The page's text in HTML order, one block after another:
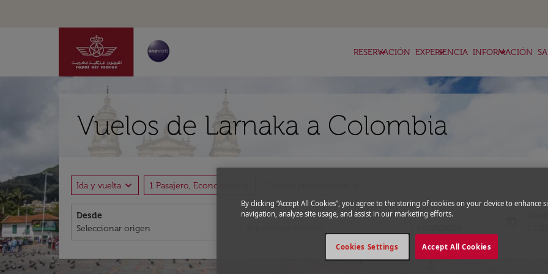
RESERVACIÓN
keyboard_arrow_down EXPERIENCIA
keyboard_arrow_down INFORMACIÓN
keyboard_arrow_down
Vuelos de Larnaka a Colombia
Ida y vuelta expand_more 1 Pasajero, Economica
Desde A
Ida
fc-
By clicking “Accept All Cookies”, you agree to the storing of cookies on your device to enhance
navigation, analyze site usage, and assist in our marketing efforts.
Accept All Cookies
Cookies Settings